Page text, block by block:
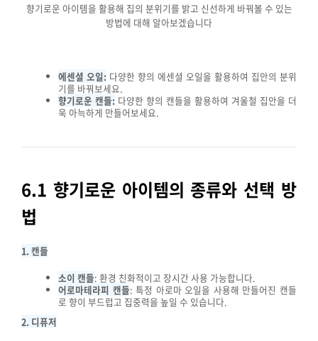
향기로운 아이템을 활용해 집의 분위기를 밝고 신선하게 바꿔볼 수 있는
방법에 대해 알아보겠습니다
에센셜 오일: 다양한 향의 에센셜 오일을 활용하여 집안의 분위
기를 바꿔보세요.
향기로운 캔들: 다양한 향의 캔들을 활용하여 겨울철 집안을 더
욱 아늑하게 만들어보세요.
6.1 향기로운 아이템의 종류와 선택 방
법
1. 캔들
소이 캔들: 환경 친화적이고 장시간 사용 가능합니다.
어로마테라피 캔들: 특정 아로마 오일을 사용해 만들어진 캔들
로 향이 부드럽고 집중력을 높일 수 있습니다.
2. 디퓨저